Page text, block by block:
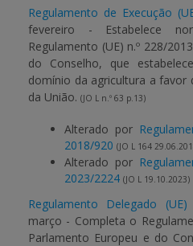
Regulamento de Execução
fevereiro - Estabelece
Regulamento (UE) n.º 228/
do Conselho, que
domínio da agricultura a favor
da União. (JO L n.º 63 p.13)
Alterado por
2018/920 (JO L 164
Alterado por
2023/2224 (JO L 19.10.2023)
Regulamento Delegado
março - Completa o
Parlamento Europeu e do